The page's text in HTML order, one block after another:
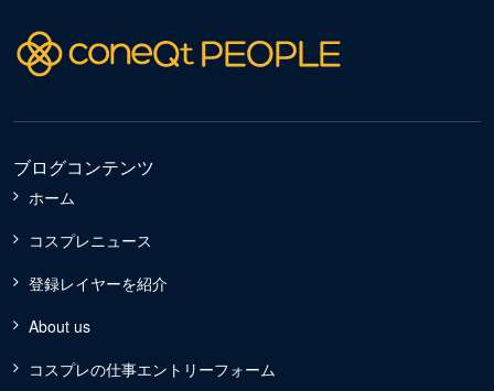
ブログコンテンツ
ホーム
コスプレニュース
登録レイヤーを紹介
About us
コスプレの仕事エントリーフォーム